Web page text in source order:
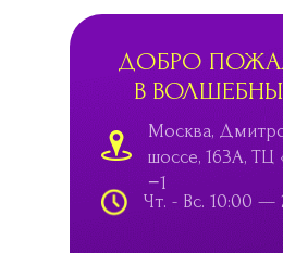
ДОБРО
В
Чт. - Вс. 10:00 —
Москва,
шоссе, 163А, ТЦ
−1